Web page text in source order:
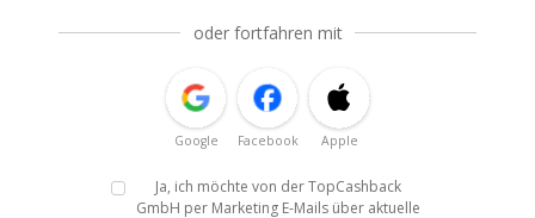
oder fortfahren mit
Google Facebook Apple
Ja, ich möchte von der TopCashback
GmbH per Marketing E-Mails über aktuelle